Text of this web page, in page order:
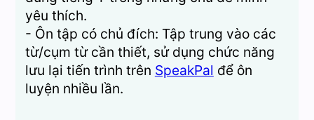
yêu thích.
- Ôn tập có chủ đích: Tập trung vào các
từ/cụm từ cần thiết, sử dụng chức năng
lưu lại tiến trình trên SpeakPal để ôn
luyện nhiều lần.